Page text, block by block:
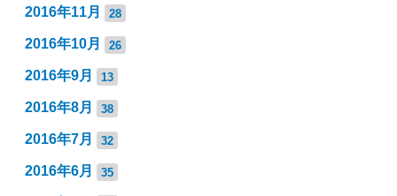
2016年11月 28
2016年10月 26
2016年9月 13
2016年8月 38
2016年7月 32
2016年6月 35